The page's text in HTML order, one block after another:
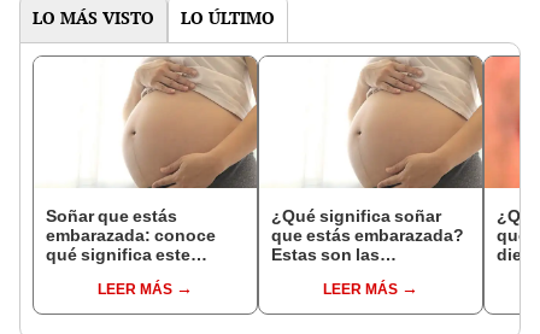
LO MÁS VISTO LO ÚLTIMO
Soñar que estás
embarazada: conoce
qué significa este
LEER MÁS
¿Qué significa soñar
que estás embarazada?
Estas son las
comunesLEER MÁS
que